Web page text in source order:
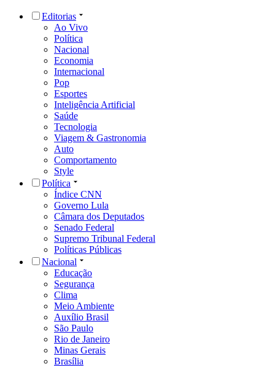
Editorias
Ao Vivo
Política
Nacional
Economia
Internacional
Pop
Esportes
Inteligência Artificial
Saúde
Tecnologia
Viagem & Gastronomia
Auto
Comportamento
Style
Política
Índice CNN
Governo Lula
Câmara dos Deputados
Senado Federal
Supremo Tribunal Federal
Políticas Públicas
Nacional
Educação
Segurança
Clima
Meio Ambiente
Auxílio Brasil
São Paulo
Rio de Janeiro
Minas Gerais
Brasília